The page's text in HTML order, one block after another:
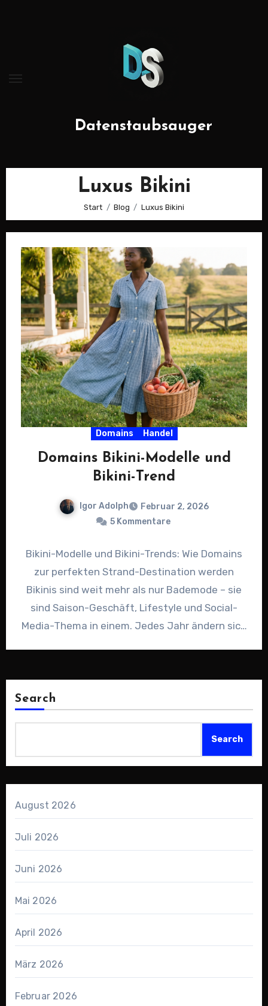
Datenstaubsauger
Luxus Bikini
Start Blog Luxus Bikini
Domains Handel
Domains Bikini-Modelle und
Bikini-Trend
Igor Adolph
Februar 2, 2026
5 Kommentare
Bikini-Modelle und Bikini-Trends: Wie Domains
zur perfekten Strand-Destination werden
Bikinis sind weit mehr als nur Bademode – sie
sind Saison-Geschäft, Lifestyle und Social-
Media-Thema in einem. Jedes Jahr ändern sich
Search
Search
August 2026
Juli 2026
Juni 2026
Mai 2026
April 2026
März 2026
Februar 2026